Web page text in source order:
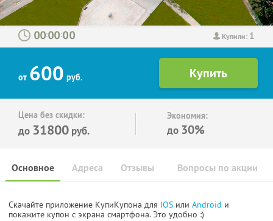
Купили: 1
: :
от 600 руб.
Цена без скидки:
до 31800 руб.
Экономия:
до 30%
Основное Отзывы Вопросы по акции
Адреса
Скачайте приложение КупиКупона для IOS или Android и
покажите купон с экрана смартфона. Это удобно :)